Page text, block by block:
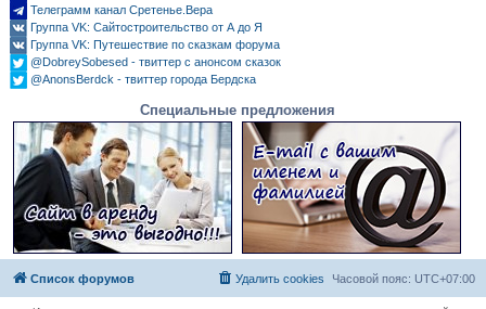
Телеграмм канал Сретенье.Вера
Группа VK: Сайтостроительство от А до Я
Группа VK: Путешествие по сказкам форума
@DobreySobesed - твиттер с анонсом сказок
@AnonsBerdck - твиттер города Бердска
Специальные предложения
Список форумов Часовой пояс: UTC+07:00
Удалить cookies